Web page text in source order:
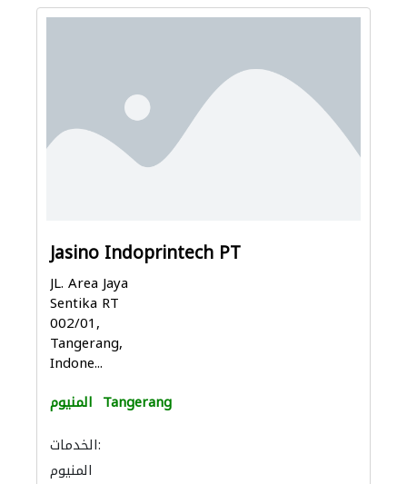
Jasino Indoprintech PT
JL. Area Jaya
Sentika RT
002/01,
Tangerang,
Indone...
المنيوم Tangerang
الخدمات:
المنيوم